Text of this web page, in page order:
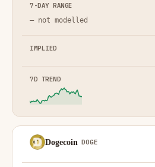
— not modelled
Dogecoin DOGE